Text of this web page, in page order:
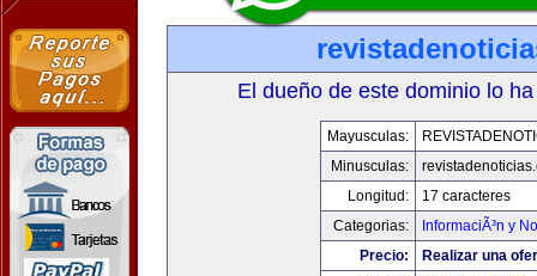
El dueño de este dominio lo
Mayusculas:
Minusculas:
Longitud:
17 caracteres
Categorias:
InformaciÃ³n y
Precio:
Realizar una